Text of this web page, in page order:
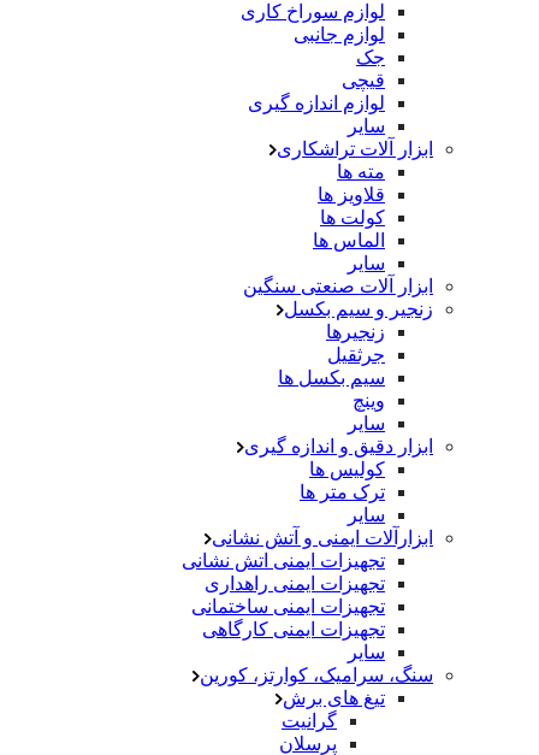
لوازم سوراخ کاری
لوازم جانبی
جک
قیچی
لوازم اندازه گیری
سایر
ابزار آلات تراشکاری
مته ها
قلاویز ها
کولت ها
الماس ها
سایر
ابزار آلات صنعتی سنگین
زنجیر و سیم بکسل
زنجیرها
جرثقیل
سیم بکسل ها
وینچ
سایر
ابزار دقیق و اندازه گیری
کولیس ها
ترک متر ها
سایر
ابزارآلات ایمنی و آتش نشانی
تجهیزات ایمنی اتش نشانی
تجهیزات ایمنی راهداری
تجهیزات ایمنی ساختمانی
تجهیزات ایمنی کارگاهی
سایر
سنگ، سرامیک، کوارتز، کورین
تیغ های برش
گرانیت
پرسلان